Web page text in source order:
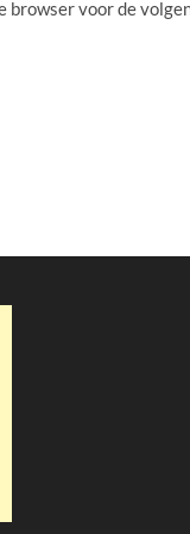
browser voor de